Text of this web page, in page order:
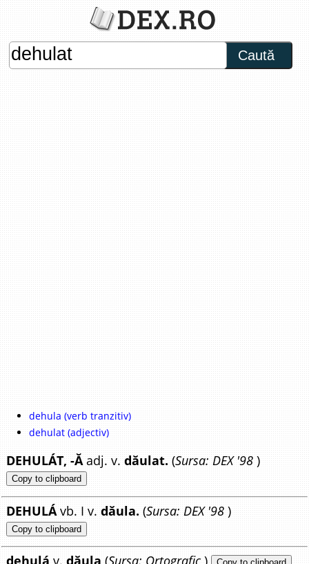
Caută
dehula (verb tranzitiv)
dehulat (adjectiv)
DEHULÁT, -Ăadj. v.dăulat. (Sursa: DEX '98 )
Copy to clipboard
DEHULÁ vb. I v.dăula. (Sursa: DEX '98 )
Copy to clipboard
dehuláv.dăula (Sursa: Ortografic )